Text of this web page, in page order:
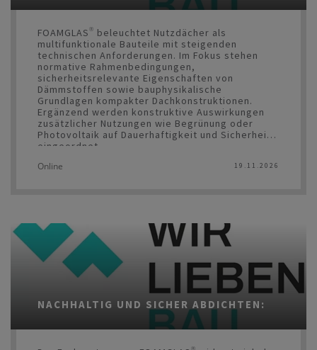
FOAMGLAS® beleuchtet Nutzdächer als
multifunktionale Bauteile mit steigenden
technischen Anforderungen. Im Fokus stehen
normative Rahmenbedingungen,
sicherheitsrelevante Eigenschaften von
Dämmstoffen sowie bauphysikalische
Grundlagen kompakter Dachkonstruktionen.
Ergänzend werden konstruktive Auswirkungen
zusätzlicher Nutzungen wie Begrünung oder
Photovoltaik auf Dauerhaftigkeit und Sicherheit
eingeordnet.
Die Symposien werden von den meisten
Online 19.11.2026
NACHHALTIG UND SICHER ABDICHTEN: